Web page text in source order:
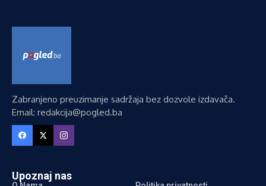
Zabranjeno preuzimanje sadržaja bez dozvole izdavača.
Email: redakcija@pogled.ba
Upoznaj nas